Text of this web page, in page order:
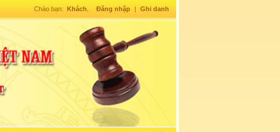
Chào bạn: Khách Đăng nhập | Ghi danh